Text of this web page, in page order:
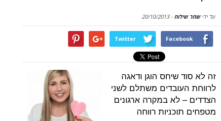
-
20/10/2013
Twitter
הוגן ודאגה
משתלם לשני
במקרה ארגונים
רווחה